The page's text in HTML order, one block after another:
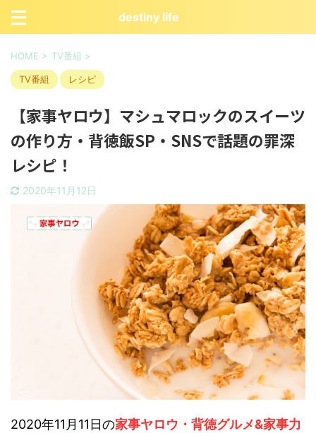
destiny life
HOME > TV番組 >
TV番組 レシピ
【家事ヤロウ】マシュマロックのスイーツ
の作り方・背徳飯SP・SNSで話題の罪深
レシピ！
2020年11月12日
2020年11月11日の家事ヤロウ・背徳グルメ&家事力